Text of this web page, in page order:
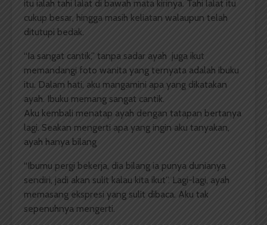
itu ialah tahi lalat di bawah mata kirinya. Tahi lalat itu
cukup besar, hingga masih keliatan walaupun telah
ditutupi bedak.
“Ia sangat cantik,” tanpa sadar ayah juga ikut
memandangi foto wanita yang ternyata adalah ibuku
itu. Dalam hati, aku mangamini apa yang dikatakan
ayah. Ibuku memang sangat cantik.
Aku kembali menatap ayah dengan tatapan bertanya
lagi. Seakan mengerti apa yang ingin aku tanyakan,
ayah hanya bilang
“Ibumu pergi bekerja, dia bilang ia punya dunianya
sendiri, jadi akan sulit kalau kita ikut”. Lagi-lagi, ayah
memasang ekspresi yang sulit dibaca. Aku tak
sepenuhnya mengerti.